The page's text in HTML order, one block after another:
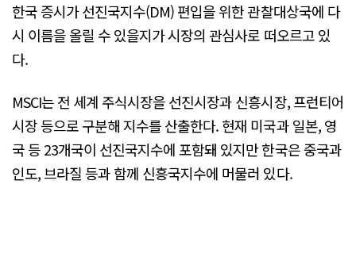
한국 증시가 선진국지수(DM) 편입을 위한 관찰대상국에 다
시 이름을 올릴 수 있을지가 시장의 관심사로 떠오르고 있
다.
MSCI는 전 세계 주식시장을 선진시장과 신흥시장, 프런티어
시장 등으로 구분해 지수를 산출한다. 현재 미국과 일본, 영
국 등 23개국이 선진국지수에 포함돼 있지만 한국은 중국과
인도, 브라질 등과 함께 신흥국지수에 머물러 있다.